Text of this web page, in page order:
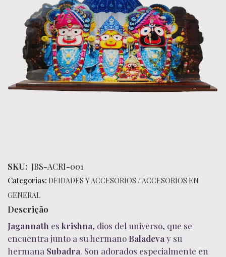
SKU: JBS-ACRI-001
Categorias: DEIDADES Y ACCESORIOS /ACCESORIOS EN
GENERAL
Descrição
Jagannath es krishna, dios del universo, que se
encuentra junto a su hermano Baladeva y su
hermana Subadra. Son adorados especialmente en